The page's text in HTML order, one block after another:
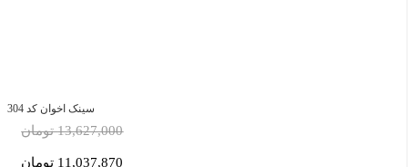
سینک اخوان کد 304
13,627,000 تومان
11,037,870 تومان